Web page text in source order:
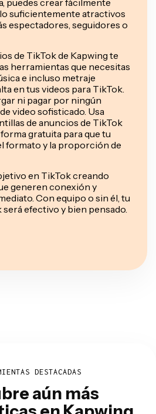
suficientemente atractivos
espectadores, seguidores o
de TikTok de Kapwing te
herramientas que necesitas
e incluso metraje
en tus videos para TikTok.
ni pagar por ningún
video sofisticado. Usa
de anuncios de TikTok
gratuita para que tu
formato y la proporción de
en TikTok creando
generen conexión y
Con equipo o sin él, tu
efectivo y bien pensado.
DESTACADAS
aún más